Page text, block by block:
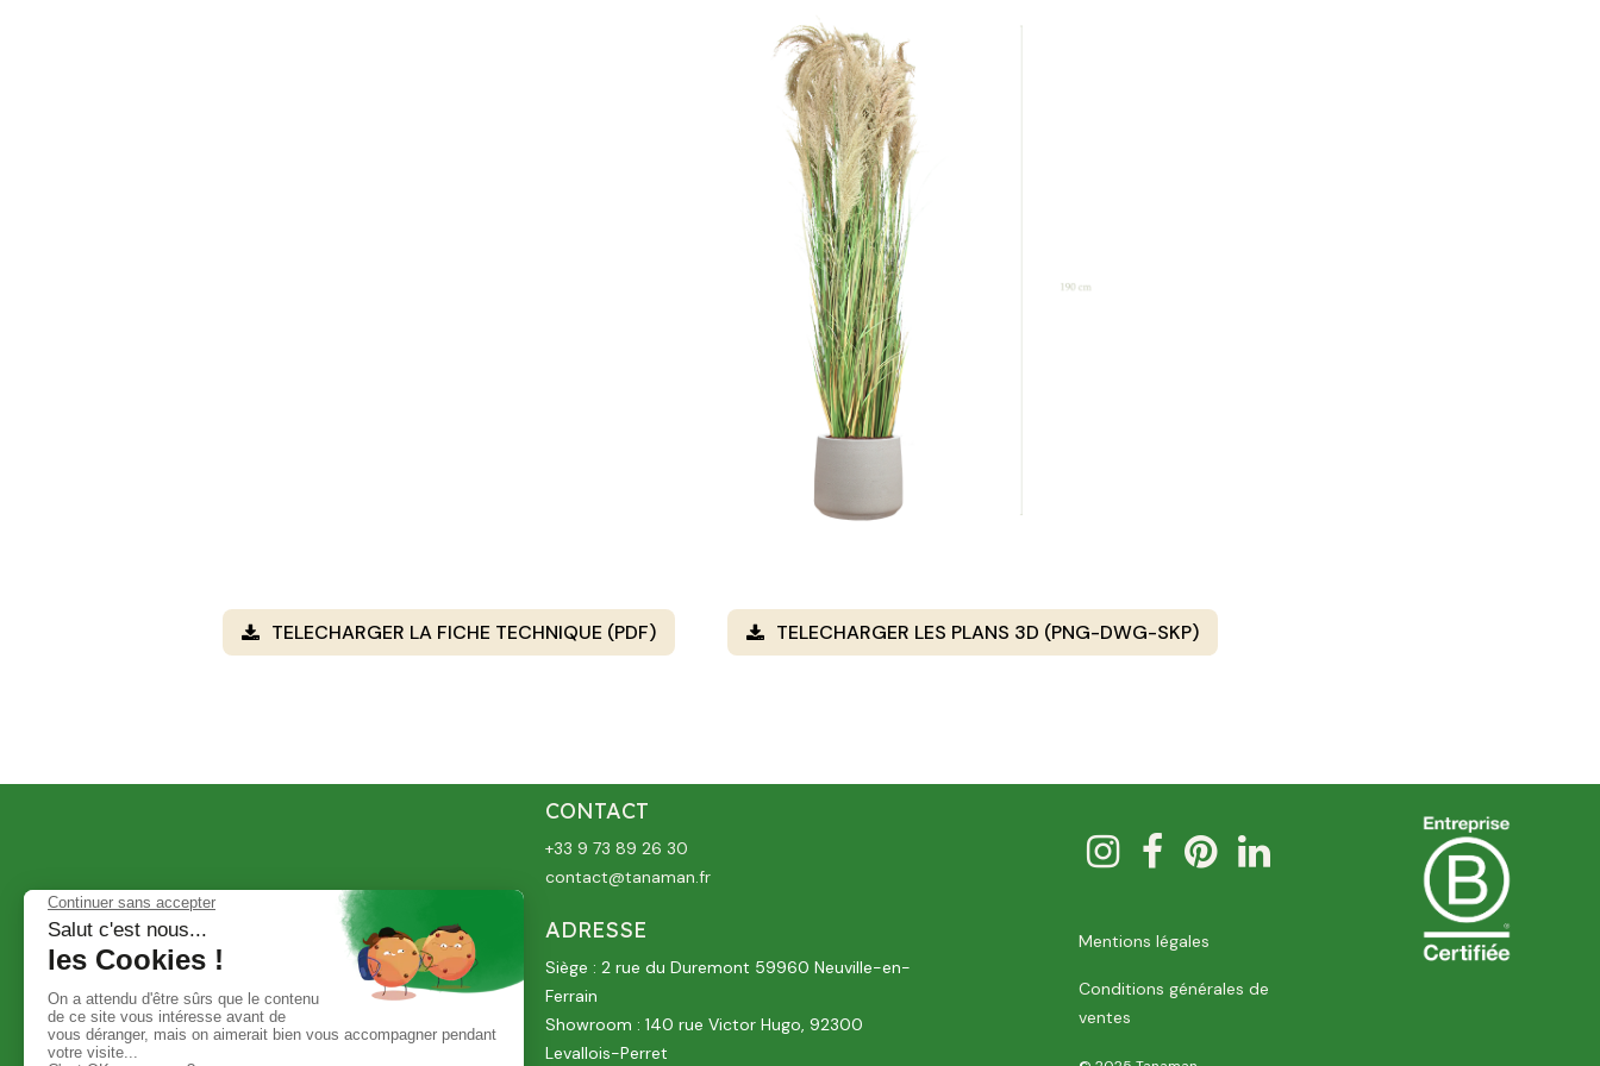
TELECHARGER LA FICHE TECHNIQUE (PDF) TELECHARGER LES PLANS 3D (PNG-DWG-SKP)
ADRESSE
Siège : 2 rue du Duremont 59960 Neuville-en-
Ferrain
Showroom : 140 rue Victor Hugo, 92300
Levallois-Perret
Mentions légales
Conditions générales de
ventes
CONTACT
+33 9 73 89 26 30
contact@tanaman.fr